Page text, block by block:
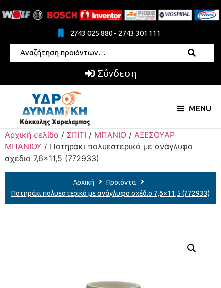
2743 025 880 - 2743 301 111
Σύνδεση
MENU
Αρχική σελίδα / ΣΠΙΤΙ / ΜΠΑΝΙΟ / ΑΞΕΣΟΥΑΡ
ΜΠΑΝΙΟΥ / Ποτηράκι πολυεστερικό με ανάγλυφο
σχέδιο 7,6×11,5 (772933)
Αρχική
Προϊόντα
Ποτηράκι πολυεστερικό με ανάγλυφο σχέδιο 7,6×11,5 (772933)